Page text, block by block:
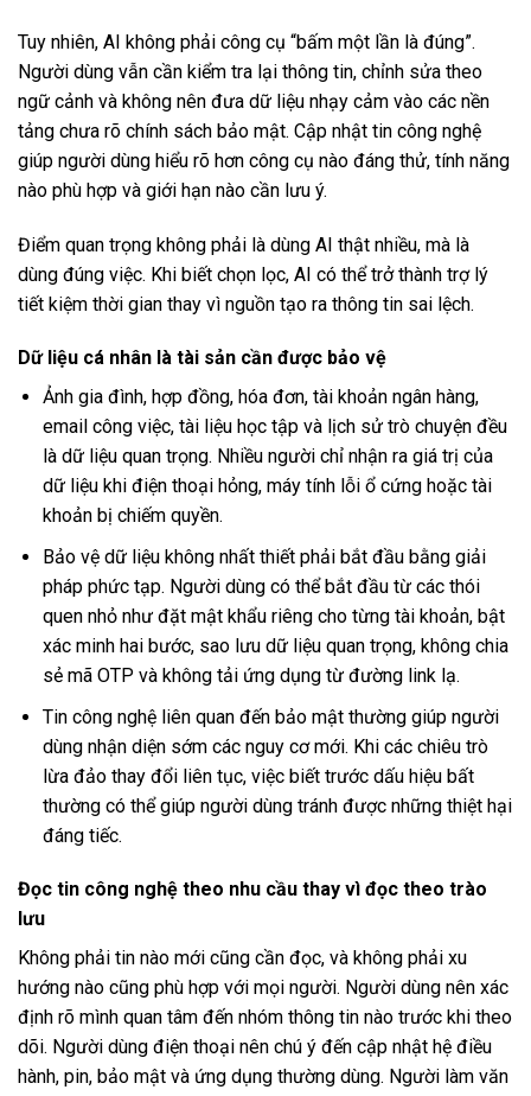
Tuy nhiên, AI không phải công cụ “bấm một lần là đúng”.
Người dùng vẫn cần kiểm tra lại thông tin, chỉnh sửa theo
ngữ cảnh và không nên đưa dữ liệu nhạy cảm vào các nền
tảng chưa rõ chính sách bảo mật. Cập nhật tin công nghệ
giúp người dùng hiểu rõ hơn công cụ nào đáng thử, tính năng
nào phù hợp và giới hạn nào cần lưu ý.
Điểm quan trọng không phải là dùng AI thật nhiều, mà là
dùng đúng việc. Khi biết chọn lọc, AI có thể trở thành trợ lý
tiết kiệm thời gian thay vì nguồn tạo ra thông tin sai lệch.
Dữ liệu cá nhân là tài sản cần được bảo vệ
Ảnh gia đình, hợp đồng, hóa đơn, tài khoản ngân hàng,
email công việc, tài liệu học tập và lịch sử trò chuyện đều
là dữ liệu quan trọng. Nhiều người chỉ nhận ra giá trị của
dữ liệu khi điện thoại hỏng, máy tính lỗi ổ cứng hoặc tài
khoản bị chiếm quyền.
Bảo vệ dữ liệu không nhất thiết phải bắt đầu bằng giải
pháp phức tạp. Người dùng có thể bắt đầu từ các thói
quen nhỏ như đặt mật khẩu riêng cho từng tài khoản, bật
xác minh hai bước, sao lưu dữ liệu quan trọng, không chia
sẻ mã OTP và không tải ứng dụng từ đường link lạ.
Tin công nghệ liên quan đến bảo mật thường giúp người
dùng nhận diện sớm các nguy cơ mới. Khi các chiêu trò
lừa đảo thay đổi liên tục, việc biết trước dấu hiệu bất
thường có thể giúp người dùng tránh được những thiệt hại
đáng tiếc.
Đọc tin công nghệ theo nhu cầu thay vì đọc theo trào
lưu
Không phải tin nào mới cũng cần đọc, và không phải xu
hướng nào cũng phù hợp với mọi người. Người dùng nên xác
định rõ mình quan tâm đến nhóm thông tin nào trước khi theo
dõi. Người dùng điện thoại nên chú ý đến cập nhật hệ điều
hành, pin, bảo mật và ứng dụng thường dùng. Người làm văn